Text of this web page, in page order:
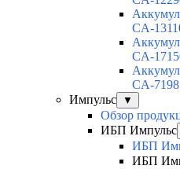
CA-
CA-
CA-7198
Импульс
▼
Обзор
ИБП Импульс
ИБП
ИБП